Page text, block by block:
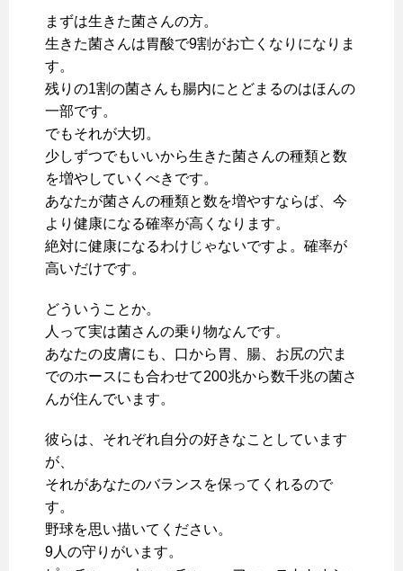
まずは生きた菌さんの方。
生きた菌さんは胃酸で9割がお亡くなりになりま
す。
残りの1割の菌さんも腸内にとどまるのはほんの
一部です。
でもそれが大切。
少しずつでもいいから生きた菌さんの種類と数
を増やしていくべきです。
あなたが菌さんの種類と数を増やすならば、今
より健康になる確率が高くなります。
絶対に健康になるわけじゃないですよ。確率が
高いだけです。
どういうことか。
人って実は菌さんの乗り物なんです。
あなたの皮膚にも、口から胃、腸、お尻の穴ま
でのホースにも合わせて200兆から数千兆の菌さ
んが住んでいます。
彼らは、それぞれ自分の好きなことしています
が、
それがあなたのバランスを保ってくれるので
す。
野球を思い描いてください。
9人の守りがいます。